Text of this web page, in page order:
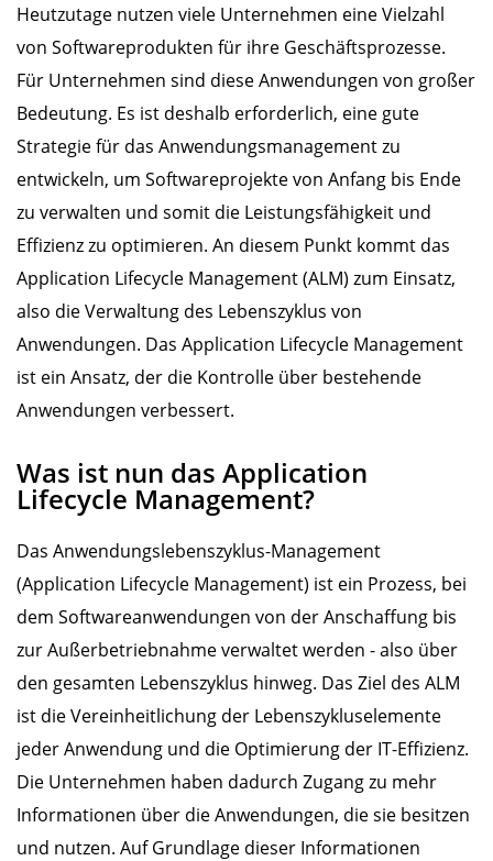
Heutzutage nutzen viele Unternehmen eine Vielzahl
von Softwareprodukten für ihre Geschäftsprozesse.
Für Unternehmen sind diese Anwendungen von großer
Bedeutung. Es ist deshalb erforderlich, eine gute
Strategie für das Anwendungsmanagement zu
entwickeln, um Softwareprojekte von Anfang bis Ende
zu verwalten und somit die Leistungsfähigkeit und
Effizienz zu optimieren. An diesem Punkt kommt das
Application Lifecycle Management (ALM) zum Einsatz,
also die Verwaltung des Lebenszyklus von
Anwendungen. Das Application Lifecycle Management
ist ein Ansatz, der die Kontrolle über bestehende
Anwendungen verbessert.
Was ist nun das Application
Lifecycle Management?
Das Anwendungslebenszyklus-Management
(Application Lifecycle Management) ist ein Prozess, bei
dem Softwareanwendungen von der Anschaffung bis
zur Außerbetriebnahme verwaltet werden - also über
den gesamten Lebenszyklus hinweg. Das Ziel des ALM
ist die Vereinheitlichung der Lebenszykluselemente
jeder Anwendung und die Optimierung der IT-Effizienz.
Die Unternehmen haben dadurch Zugang zu mehr
Informationen über die Anwendungen, die sie besitzen
und nutzen. Auf Grundlage dieser Informationen